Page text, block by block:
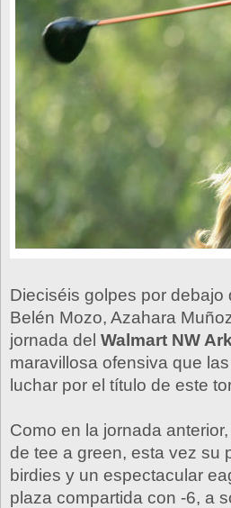
Dieciséis golpes por
Belén Mozo, Azahara
jornada del Walmart NW
maravillosa ofensiva que
luchar por el título de este
Como en la jornada
de tee a green, esta vez su
birdies y un espectacular
plaza compartida con -6, a